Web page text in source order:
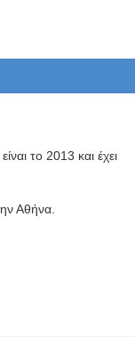
το 2013 και έχει
Αθήνα.